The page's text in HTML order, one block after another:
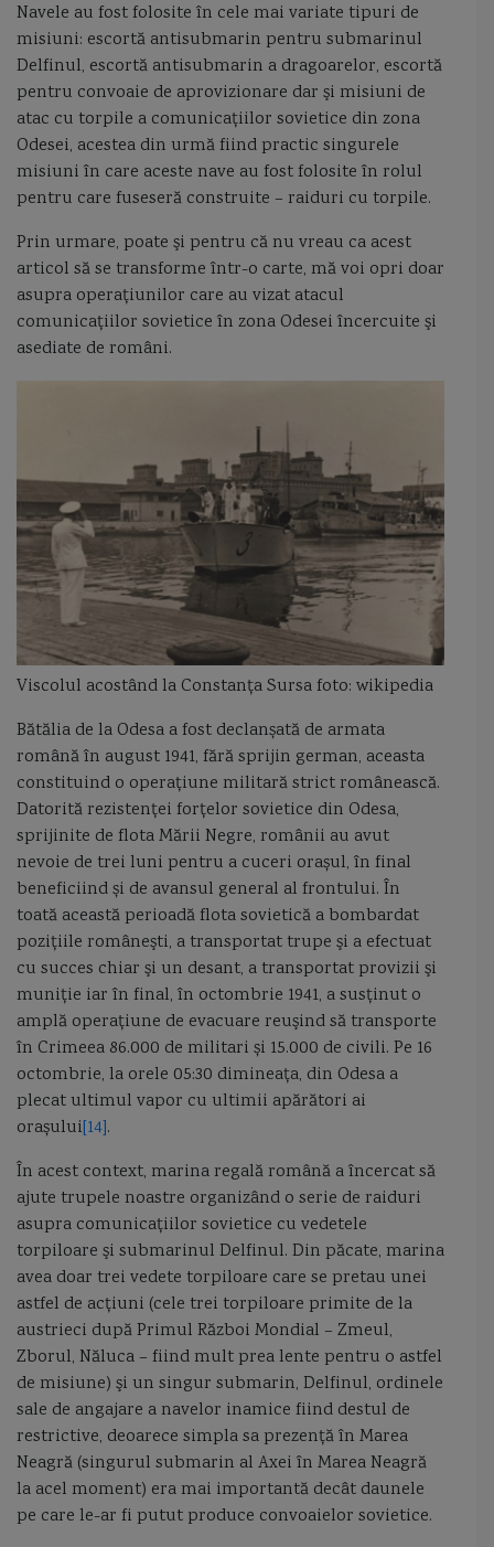
Navele au fost folosite în cele mai variate tipuri de
misiuni: escortă antisubmarin pentru submarinul
Delfinul, escortă antisubmarin a dragoarelor, escortă
pentru convoaie de aprovizionare dar şi misiuni de
atac cu torpile a comunicaţiilor sovietice din zona
Odesei, acestea din urmă fiind practic singurele
misiuni în care aceste nave au fost folosite în rolul
pentru care fuseseră construite – raiduri cu torpile.
Prin urmare, poate şi pentru că nu vreau ca acest
articol să se transforme într-o carte, mă voi opri doar
asupra operaţiunilor care au vizat atacul
comunicaţiilor sovietice în zona Odesei încercuite şi
asediate de români.
Viscolul acostând la Constanța Sursa foto: wikipedia
Bătălia de la Odesa a fost declanșată de armata
română în august 1941, fără sprijin german, aceasta
constituind o operațiune militară strict românească.
Datorită rezistenței forțelor sovietice din Odesa,
sprijinite de flota Mării Negre, românii au avut
nevoie de trei luni pentru a cuceri orașul, în final
beneficiind și de avansul general al frontului. În
toată această perioadă flota sovietică a bombardat
poziţiile româneşti, a transportat trupe şi a efectuat
cu succes chiar şi un desant, a transportat provizii şi
muniţie iar în final, în octombrie 1941, a susţinut o
amplă operaţiune de evacuare reuşind să transporte
în Crimeea 86.000 de militari și 15.000 de civili. Pe 16
octombrie, la orele 05:30 dimineața, din Odesa a
plecat ultimul vapor cu ultimii apărători ai
orașului[14].
În acest context, marina regală română a încercat să
ajute trupele noastre organizând o serie de raiduri
asupra comunicațiilor sovietice cu vedetele
torpiloare şi submarinul Delfinul. Din păcate, marina
avea doar trei vedete torpiloare care se pretau unei
astfel de acţiuni (cele trei torpiloare primite de la
austrieci după Primul Război Mondial – Zmeul,
Zborul, Năluca – fiind mult prea lente pentru o astfel
de misiune) şi un singur submarin, Delfinul, ordinele
sale de angajare a navelor inamice fiind destul de
restrictive, deoarece simpla sa prezenţă în Marea
Neagră (singurul submarin al Axei în Marea Neagră
la acel moment) era mai importantă decât daunele
pe care le-ar fi putut produce convoaielor sovietice.